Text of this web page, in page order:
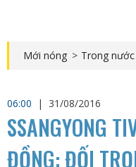
Mới nóng > Trong nước
06:00
| 31/08/2016
SSANGYONG
ĐỒNG: ĐỐI